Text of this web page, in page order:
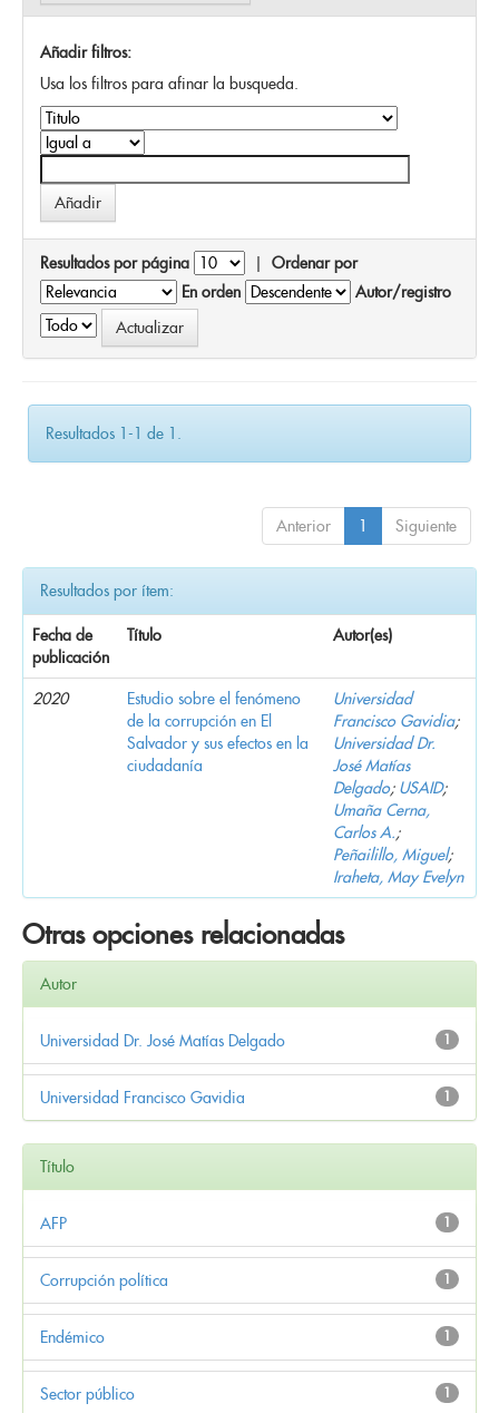
Añadir filtros:
Usa los filtros para afinar la busqueda.
Resultados por página | Ordenar por
En orden
Autor/registro
Resultados 1-1 de 1.
Anterior 1 Siguiente
Resultados por ítem:
Fecha de
publicación
Título Autor(es)
2020
Estudio sobre el fenómeno
de la corrupción en El
Salvador y sus efectos en la
ciudadanía
Universidad
Francisco Gavidia;
Universidad Dr.
José Matías
Delgado; USAID;
Umaña Cerna,
Carlos A.;
Peñailillo, Miguel;
Iraheta, May Evelyn
Otras opciones relacionadas
Autor
1
Universidad Dr. José Matías Delgado
1
Universidad Francisco Gavidia
Título
1
AFP
1
Corrupción política
1
Endémico
1
Sector público